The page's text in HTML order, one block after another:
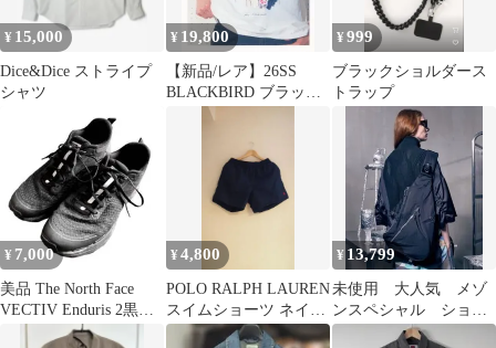
¥ 15,000
Dice&Dice ストライプ
シャツ
¥ 19,800
【新品/レア】26SS
BLACKBIRD ブラック
バード カットソー
¥999
ブラックショルダース
トラップ
¥ 7,000
美品 The North Face
VECTIV Enduris 2黒
¥4,800
POLO RALPH LAUREN
スイムショーツ ネイビ
ー
¥ 13,799
未使用 大人気 メゾ
ンスペシャル ショル
ダーバッグ 黒